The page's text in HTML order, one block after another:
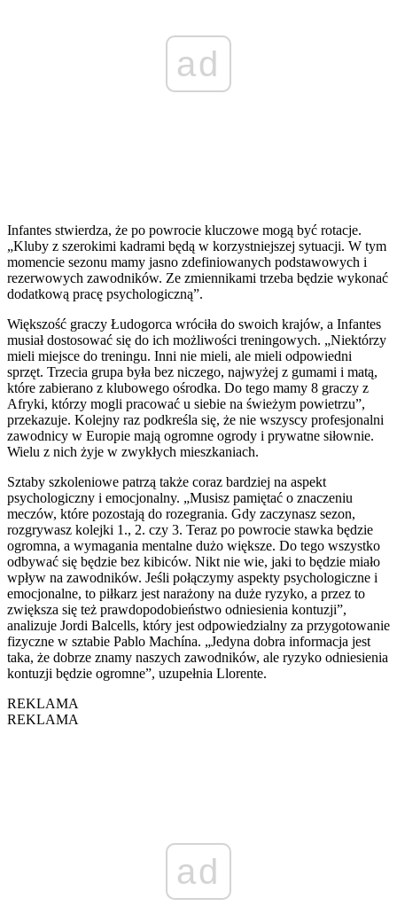
ad
Infantes stwierdza, że po powrocie kluczowe mogą być rotacje.
„Kluby z szerokimi kadrami będą w korzystniejszej sytuacji. W tym
momencie sezonu mamy jasno zdefiniowanych podstawowych i
rezerwowych zawodników. Ze zmiennikami trzeba będzie wykonać
dodatkową pracę psychologiczną”.
Większość graczy Łudogorca wróciła do swoich krajów, a Infantes
musiał dostosować się do ich możliwości treningowych. „Niektórzy
mieli miejsce do treningu. Inni nie mieli, ale mieli odpowiedni
sprzęt. Trzecia grupa była bez niczego, najwyżej z gumami i matą,
które zabierano z klubowego ośrodka. Do tego mamy 8 graczy z
Afryki, którzy mogli pracować u siebie na świeżym powietrzu”,
przekazuje. Kolejny raz podkreśla się, że nie wszyscy profesjonalni
zawodnicy w Europie mają ogromne ogrody i prywatne siłownie.
Wielu z nich żyje w zwykłych mieszkaniach.
Sztaby szkoleniowe patrzą także coraz bardziej na aspekt
psychologiczny i emocjonalny. „Musisz pamiętać o znaczeniu
meczów, które pozostają do rozegrania. Gdy zaczynasz sezon,
rozgrywasz kolejki 1., 2. czy 3. Teraz po powrocie stawka będzie
ogromna, a wymagania mentalne dużo większe. Do tego wszystko
odbywać się będzie bez kibiców. Nikt nie wie, jaki to będzie miało
wpływ na zawodników. Jeśli połączymy aspekty psychologiczne i
emocjonalne, to piłkarz jest narażony na duże ryzyko, a przez to
zwiększa się też prawdopodobieństwo odniesienia kontuzji”,
analizuje Jordi Balcells, który jest odpowiedzialny za przygotowanie
fizyczne w sztabie Pablo Machína. „Jedyna dobra informacja jest
taka, że dobrze znamy naszych zawodników, ale ryzyko odniesienia
kontuzji będzie ogromne”, uzupełnia Llorente.
REKLAMA
REKLAMA
ad